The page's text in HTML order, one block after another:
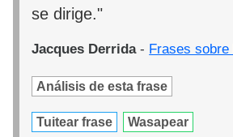
se dirige."
Jacques Derrida- Frases sobre
Análisis de esta frase
Tuitear frase Wasapear